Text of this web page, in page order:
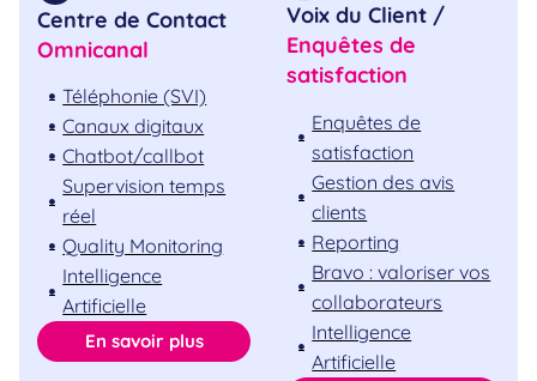
Centre de Contact
Omnicanal
Téléphonie (SVI)
Canaux digitaux
Chatbot/callbot
Supervision temps
réel
Quality Monitoring
Intelligence
Artificielle
En savoir plus
Voix du Client /
Enquêtes de
satisfaction
Enquêtes de
satisfaction
Gestion des avis
clients
Reporting
Bravo : valoriser vos
collaborateurs
Intelligence
Artificielle